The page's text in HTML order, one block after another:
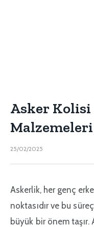
Asker Kolisi
Malzemeleri
25/02/2025
Askerlik, her genç
noktasıdır ve bu
büyük bir önem taşır.